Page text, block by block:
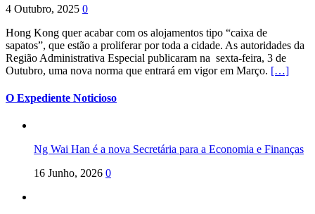
4 Outubro, 2025 0
Hong Kong quer acabar com os alojamentos tipo “caixa de
sapatos”, que estão a proliferar por toda a cidade. As autoridades da
Região Administrativa Especial publicaram na sexta-feira, 3 de
Outubro, uma nova norma que entrará em vigor em Março. […]
O Expediente Noticioso
Ng Wai Han é a nova Secretária para a Economia e Finanças
16 Junho, 2026 0